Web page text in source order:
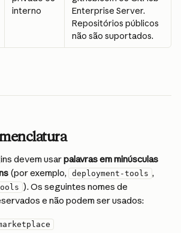
interno
Enterprise Server.
Repositórios públicos
não são suportados.
devem usar palavras em minúsculas
(por exemplo, deployment-tools ,
). Os seguintes nomes de
e não podem ser usados: